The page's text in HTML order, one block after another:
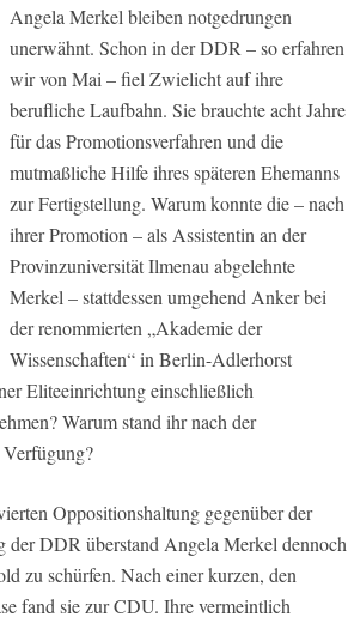
Angela Merkel bleiben notgedrungen
unerwähnt. Schon in der DDR – so erfahren
wir von Mai – fiel Zwielicht auf ihre
berufliche Laufbahn. Sie brauchte acht Jahre
für das Promotionsverfahren und die
mutmaßliche Hilfe ihres späteren Ehemanns
zur Fertigstellung. Warum konnte die – nach
ihrer Promotion – als Assistentin an der
Provinzuniversität Ilmenau abgelehnte
Merkel – stattdessen umgehend Anker bei
der renommierten „Akademie der
Wissenschaften“ in Berlin-Adlerhorst
Eliteeinrichtung einschließlich
Warum stand ihr nach der
Oppositionshaltung gegenüber der
DDR überstand Angela Merkel dennoch
zu schürfen. Nach einer kurzen, den
fand sie zur CDU. Ihre vermeintlich